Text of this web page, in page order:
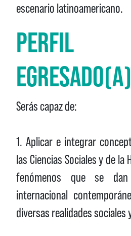
escenario latinoamericano.
EGRESADO(A)
Serás capaz de:
1. Aplicar e integrar
las Ciencias Sociales y de la
fenómenos que se
internacional
diversas realidades sociales